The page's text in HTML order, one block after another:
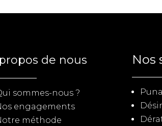
de nous
sommes-nous ?
engagements
méthode
Nos